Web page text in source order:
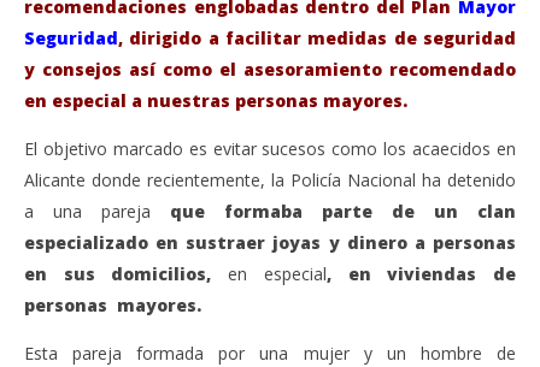
VIENDO AHORA
La Policía Nacional, advierte sobre la entrada de
delincuentes en nuestras casas, utilizando la
técnica de ”pedir un vaso de agua o de ser familiar
del vecino,” y luego sustraer nuestras joyas o
dinero.
septiembre
Admin
recomendaciones englobadas dentro del Plan Mayor
Seguridad, dirigido a facilitar medidas de seguridad
y consejos así como el asesoramiento recomendado
en especial a nuestras personas mayores.
El objetivo marcado es evitar sucesos como los acaecidos en
Alicante donde recientemente, la Policía Nacional ha detenido
a una pareja que formaba parte de un clan
especializado en sustraer joyas y dinero a personas
en sus domicilios,en especial, en viviendas de
personas mayores.
Esta pareja formada por una mujer y un hombre de